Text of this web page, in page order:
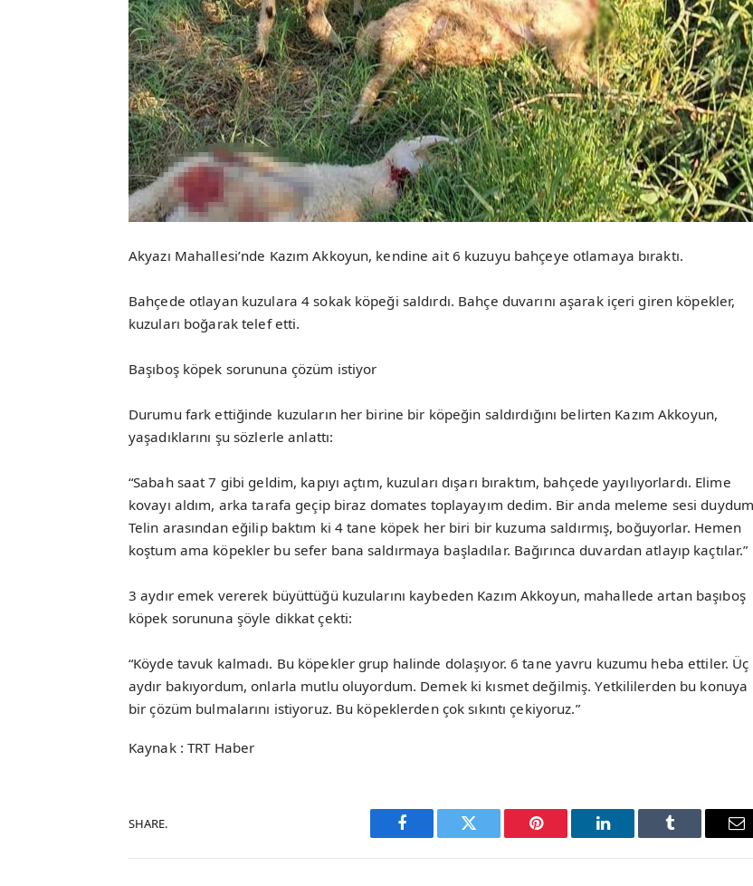
Akyazı Mahallesi’nde Kazım Akkoyun, kendine ait 6 kuzuyu bahçeye otlamaya bıraktı.
Bahçede otlayan kuzulara 4 sokak köpeği saldırdı. Bahçe duvarını aşarak içeri giren köpekler,
kuzuları boğarak telef etti.
Başıboş köpek sorununa çözüm istiyor
Durumu fark ettiğinde kuzuların her birine bir köpeğin saldırdığını belirten Kazım Akkoyun,
yaşadıklarını şu sözlerle anlattı:
“Sabah saat 7 gibi geldim, kapıyı açtım, kuzuları dışarı bıraktım, bahçede yayılıyorlardı. Elime
kovayı aldım, arka tarafa geçip biraz domates toplayayım dedim. Bir anda meleme sesi
Telin arasından eğilip baktım ki 4 tane köpek her biri bir kuzuma saldırmış, boğuyorlar. Hemen
koştum ama köpekler bu sefer bana saldırmaya başladılar. Bağırınca duvardan atlayıp kaçtılar.”
3 aydır emek vererek büyüttüğü kuzularını kaybeden Kazım Akkoyun, mahallede artan başıboş
köpek sorununa şöyle dikkat çekti:
“Köyde tavuk kalmadı. Bu köpekler grup halinde dolaşıyor. 6 tane yavru kuzumu heba ettiler. Üç
aydır bakıyordum, onlarla mutlu oluyordum. Demek ki kısmet değilmiş. Yetkililerden bu konuya
bir çözüm bulmalarını istiyoruz. Bu köpeklerden çok sıkıntı çekiyoruz.”
Kaynak : TRT Haber
SHARE.
Facebook Twitter Pinterest LinkedIn Tumblr